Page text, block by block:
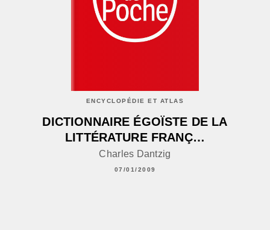
ENCYCLOPÉDIE ET ATLAS
DICTIONNAIRE ÉGOÏSTE DE LA
LITTÉRATURE FRANÇ…
Charles Dantzig
07/01/2009